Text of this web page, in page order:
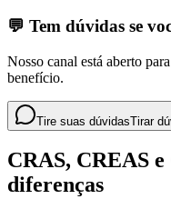
💬 Tem dúvidas se
Nosso canal está aberto
benefício.
Tire suas dúvidasTirar
CRAS, CREAS
diferenças